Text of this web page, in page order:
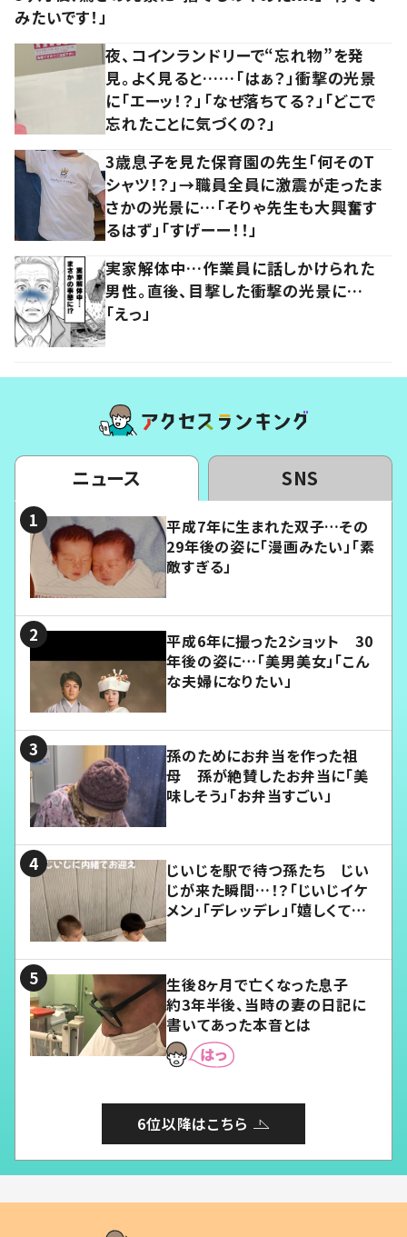
みたいです！」
夜、コインランドリーで“忘れ物”を発
見。よく見ると……「はぁ？」衝撃の光景
に「エーッ！？」「なぜ落ちてる？」「どこで
忘れたことに気づくの？」
3歳息子を見た保育園の先生「何そのT
シャツ！？」→職員全員に激震が走ったま
さかの光景に…「そりゃ先生も大興奮す
るはず」「すげーー！！」
実家解体中…作業員に話しかけられた
男性。直後、目撃した衝撃の光景に…
「えっ」
ニュース SNS
平成7年に生まれた双子…その
29年後の姿に「漫画みたい」「素
敵すぎる」
平成6年に撮った2ショット 30
年後の姿に…「美男美女」「こん
な夫婦になりたい」
孫のためにお弁当を作った祖
母 孫が絶賛したお弁当に「美
味しそう」「お弁当すごい」
じいじを駅で待つ孫たち じい
じが来た瞬間…！？「じいじイケ
メン」「デレッデレ」「嬉しくて可
生後8ヶ月で亡くなった息子
約3年半後、当時の妻の日記に
書いてあった本音とは
6位以降はこちら